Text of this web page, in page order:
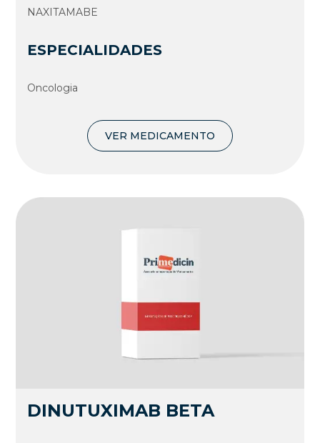
NAXITAMABE
ESPECIALIDADES
Oncologia
VER MEDICAMENTO
DINUTUXIMAB BETA